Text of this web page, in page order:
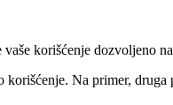
korišćenje dozvoljeno
Na primer, druga